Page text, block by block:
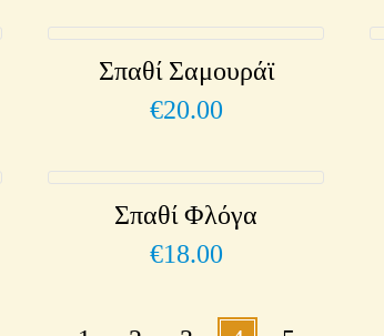
Σπαθί Σαμουράϊ
€20.00
Σπαθί Φλόγα
€18.00